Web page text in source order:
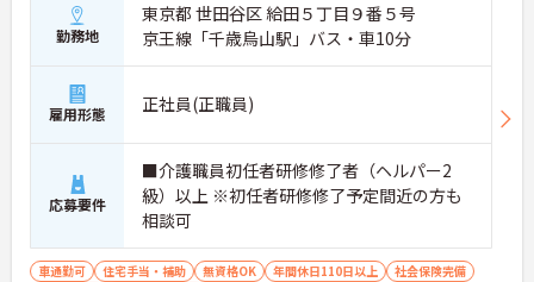
勤務地
東京都 世田谷区 給田５丁目９番５号
京王線「千歳烏山駅」バス・車10分
雇用形態 正社員(正職員)
応募要件
■介護職員初任者研修修了者（ヘルパー2
級）以上 ※初任者研修修了予定間近の方も
相談可
車通勤可 住宅手当・補助 無資格OK 年間休日110日以上
社会保険完備